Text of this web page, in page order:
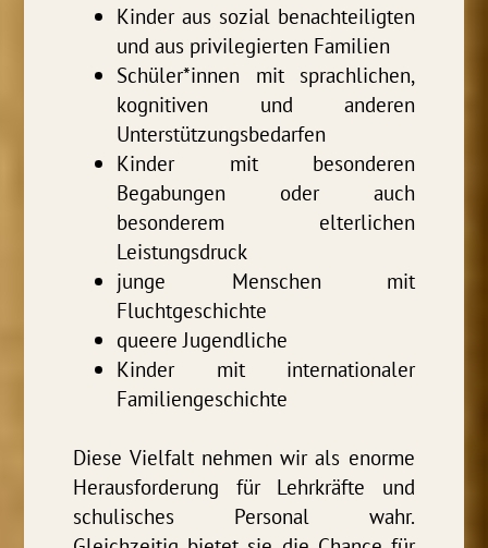
Kinder aus sozial benachteiligten
und aus privilegierten Familien
Schüler*innen mit sprachlichen,
kognitiven und anderen
Unterstützungsbedarfen
Kinder mit besonderen
Begabungen oder auch
besonderem elterlichen
Leistungsdruck
junge Menschen mit
Fluchtgeschichte
queere Jugendliche
Kinder mit internationaler
Familiengeschichte
Diese Vielfalt nehmen wir als enorme
Herausforderung für Lehrkräfte und
schulisches Personal wahr.